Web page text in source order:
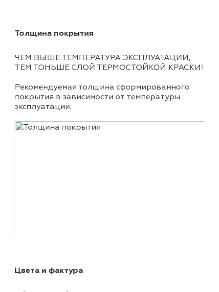
Толщина покрытия
ЧЕМ ВЫШЕ ТЕМПЕРАТУРА ЭКСПЛУАТАЦИИ,
ТЕМ ТОНЬШЕ СЛОЙ ТЕРМОСТОЙКОЙ КРАСКИ!
Рекомендуемая толщина сформированного
покрытия в зависимости от температуры
эксплуатации.
Цвета и фактура